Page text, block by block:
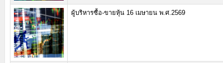
ผู้บริหารซื้อ-ขายหุ้น 16 เมษายน พ.ศ.2569